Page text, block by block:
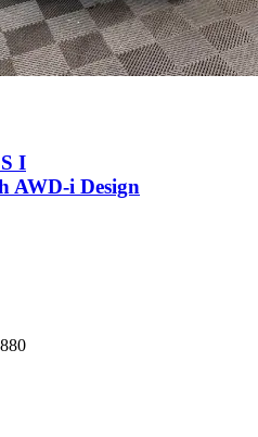
I
AWD-i Design